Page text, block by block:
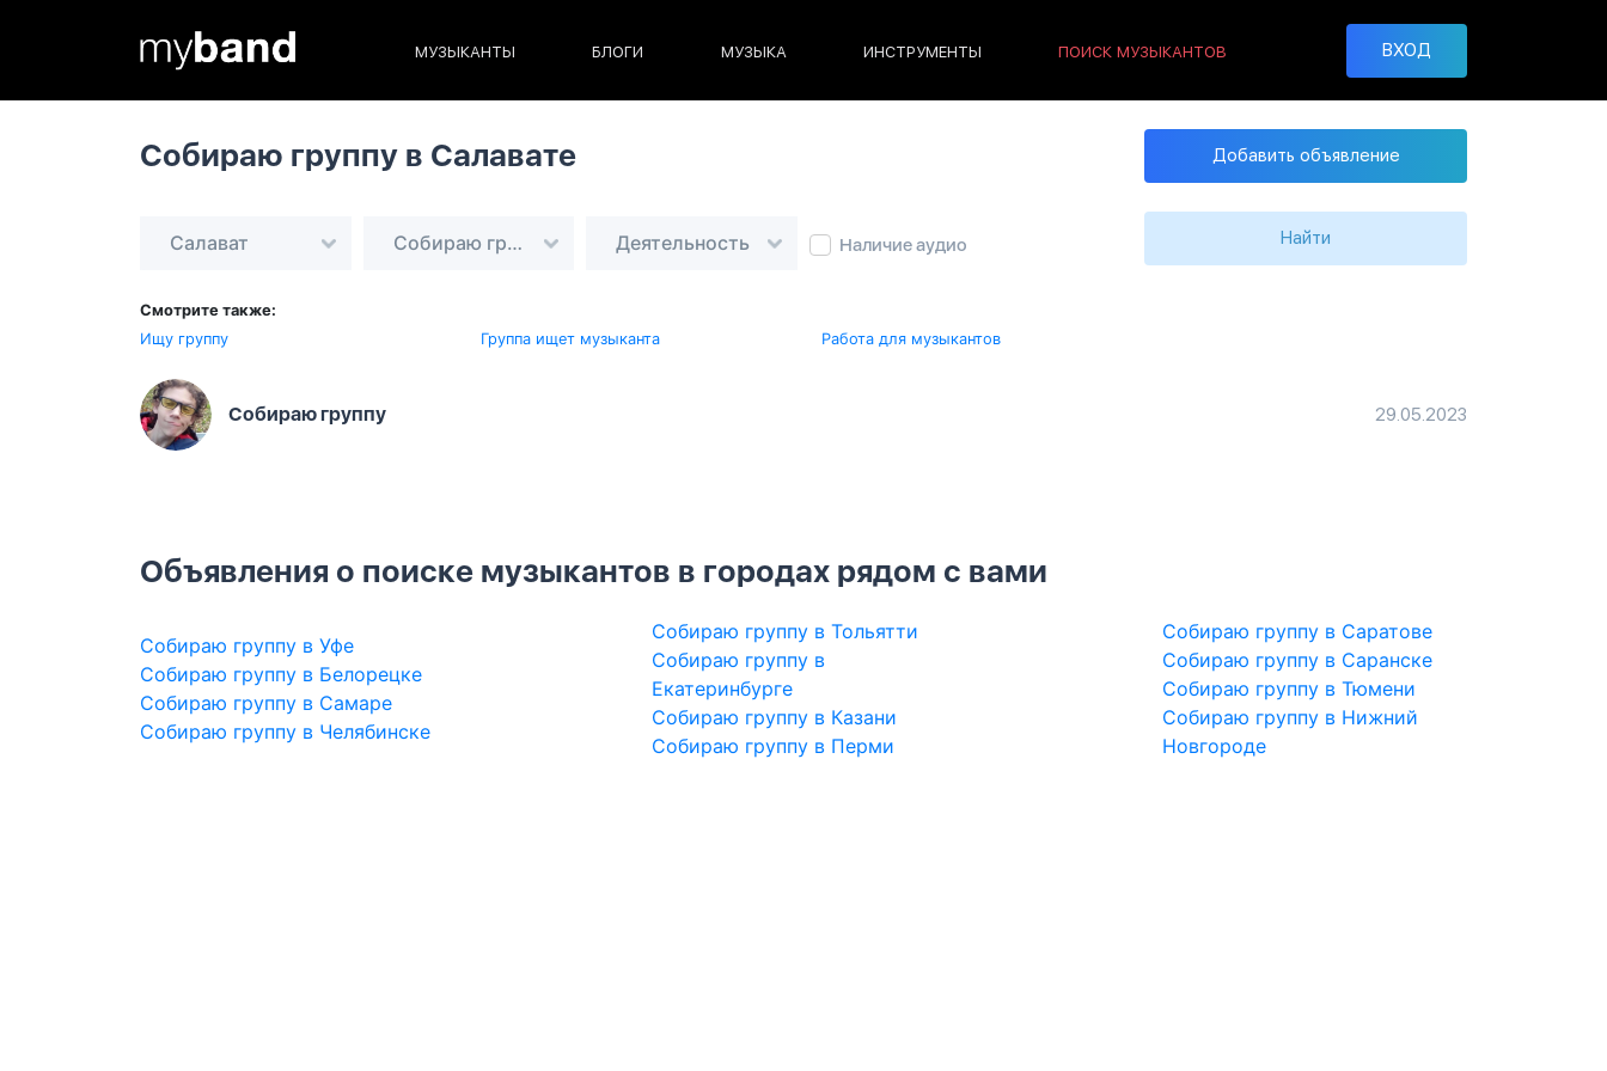
МУЗЫКАНТЫ БЛОГИ МУЗЫКА ИНСТРУМЕНТЫ ПОИСК МУЗЫКАНТОВ ВХОД
Собираю группу в Салавате Добавить объявление
Салават Собираю группу Деятельность Наличие аудио Найти
Смотрите также:
Ищу группу
Группа ищет музыканта Работа для музыкантов
Собираю группу 29.05.2023
Объявления о поиске музыкантов в городах рядом с вами
Собираю группу в Уфе
Собираю группу в Белорецке
Собираю группу в Самаре
Собираю группу в Челябинске
Собираю группу в Тольятти
Собираю группу в
Екатеринбурге
Собираю группу в Казани
Собираю группу в Перми
Собираю группу в Саратове
Собираю группу в Саранске
Собираю группу в Тюмени
Собираю группу в Нижний
Новгороде